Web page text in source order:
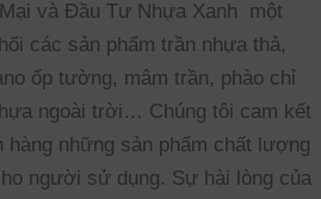
và Đầu Tư Nhựa Xanh một
các sản phẩm trần nhựa thả,
ốp tường, mâm trần, phào chỉ
ngoài trời… Chúng tôi cam kết
hàng những sản phẩm chất lượng
người sử dụng. Sự hài lòng của